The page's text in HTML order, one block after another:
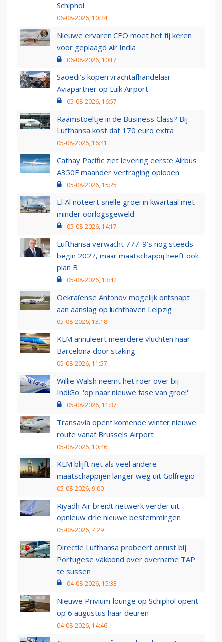
Schiphol
06-08-2026, 10:24
Nieuwe ervaren CEO moet het tij keren
voor geplaagd Air India
06-08-2026, 10:17
Saoedi’s kopen vrachtafhandelaar
Aviapartner op Luik Airport
05-08-2026, 16:57
Raamstoeltje in de Business Class? Bij
Lufthansa kost dat 170 euro extra
05-08-2026, 16:41
Cathay Pacific ziet levering eerste Airbus
A350F maanden vertraging oplopen
05-08-2026, 15:25
El Al noteert snelle groei in kwartaal met
minder oorlogsgeweld
05-08-2026, 14:17
Lufthansa verwacht 777-9’s nog steeds
begin 2027, maar maatschappij heeft ook
plan B
05-08-2026, 13:42
Oekraïense Antonov mogelijk ontsnapt
aan aanslag op luchthaven Leipzig
05-08-2026, 13:18
KLM annuleert meerdere vluchten naar
Barcelona door staking
05-08-2026, 11:57
Willie Walsh neemt het roer over bij
IndiGo: 'op naar nieuwe fase van groei'
05-08-2026, 11:37
Transavia opent komende winter nieuwe
route vanaf Brussels Airport
05-08-2026, 10:46
KLM blijft net als veel andere
maatschappijen langer weg uit Golfregio
05-08-2026, 9:00
Riyadh Air breidt netwerk verder uit:
opnieuw drie nieuwe bestemmingen
05-08-2026, 7:29
Directie Lufthansa probeert onrust bij
Portugese vakbond over overname TAP
te sussen
04-08-2026, 15:33
Nieuwe Privium-lounge op Schiphol opent
op 6 augustus haar deuren
04-08-2026, 14:46